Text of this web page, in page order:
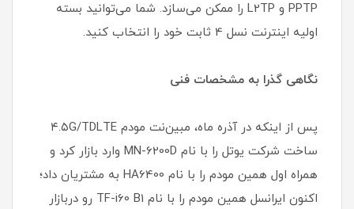
PPTP و L2TP را ممکن می‌سازد. شما می‌توانید بسته
اولیه اینترنت نسل 4 ثابت خود را انتخاب کنید.
نگاهی گذرا به مشخصات فنی
پس از اینکه در آذره ماه، مبین‌نت مودم ۴.۵G/TDLTE
ساخت شرکت یوتل را با نام MN-6200D وارد بازار کرد و
همراه اول همین مودم را با نام HA6400 به مشتریان داد؛
اکنون ایرانسل همین مودم را با نام TF-i60 B1 رو دربازار